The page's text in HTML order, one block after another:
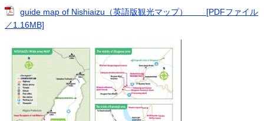
guide map of Nishiaizu（英語版観光マップ） [PDFファイル
／1.16MB]